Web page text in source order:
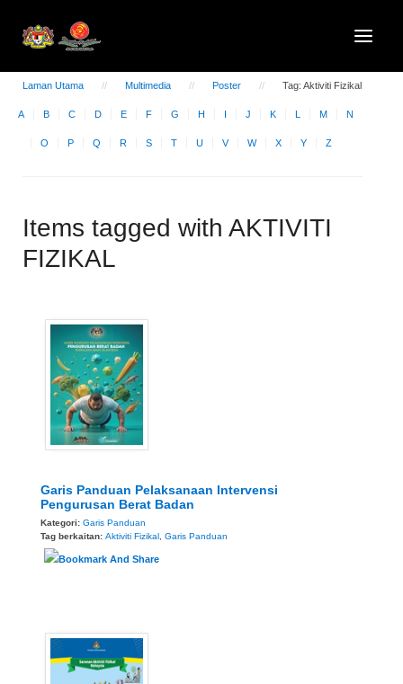
Laman Utama Multimedia Poster Tag: Aktiviti Fizikal
A B C D E F G H I J K L M N
O P Q R S T U V W X Y Z
Items tagged with AKTIVITI
FIZIKAL
Garis Panduan Pelaksanaan Intervensi
Pengurusan Berat Badan
Kategori: Garis Panduan
Tag berkaitan: Aktiviti Fizikal, Garis Panduan